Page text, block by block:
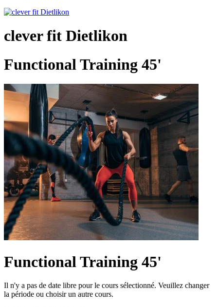
clever fit Dietlikon
Functional Training 45'
Functional Training 45'
Il n'y a pas de date libre pour le cours sélectionné. Veuillez changer
la période ou choisir un autre cours.